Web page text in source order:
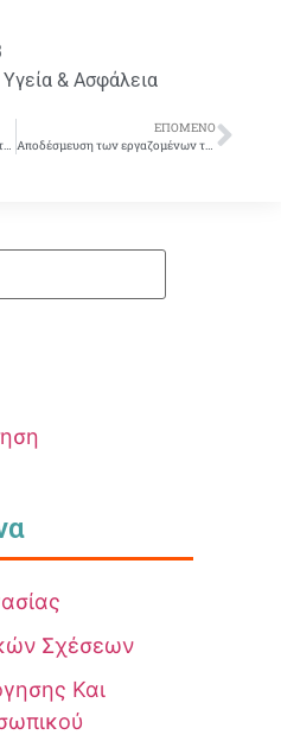
Υγεία & Ασφάλεια
Αποδέσμευση των εργαζομένων της τ.PROBANK από το Ι.Κ.Α. – Θετική η απάντηση του Ι.Κ.Α.
ΕΠΌΜΕΝΟ
Αποδέσμευση των εργαζομένων της τ.PROBANK από το Ι.Κ.Α. – Θετική η απάντηση του Ι.Κ.Α.
Σχέσεων
Και